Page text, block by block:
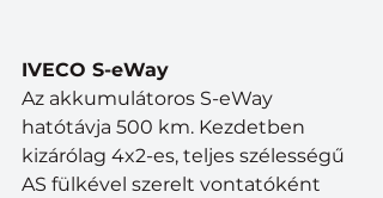
IVECO S-eWay
Az akkumulátoros S-eWay
hatótávja 500 km. Kezdetben
kizárólag 4x2-es, teljes szélességű
AS fülkével szerelt vontatóként